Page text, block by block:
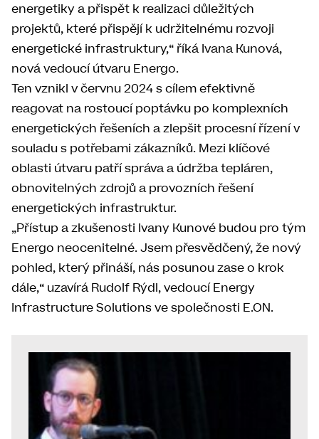
energetiky a přispět k realizaci důležitých
projektů, které přispějí k udržitelnému rozvoji
energetické infrastruktury,“ říká Ivana Kunová,
nová vedoucí útvaru Energo.
Ten vznikl v červnu 2024 s cílem efektivně
reagovat na rostoucí poptávku po komplexních
energetických řešeních a zlepšit procesní řízení v
souladu s potřebami zákazníků. Mezi klíčové
oblasti útvaru patří správa a údržba tepláren,
obnovitelných zdrojů a provozních řešení
energetických infrastruktur.
„Přístup a zkušenosti Ivany Kunové budou pro tým
Energo neocenitelné. Jsem přesvědčený, že nový
pohled, který přináší, nás posunou zase o krok
dále,“ uzavírá Rudolf Rýdl, vedoucí Energy
Infrastructure Solutions ve společnosti E.ON.